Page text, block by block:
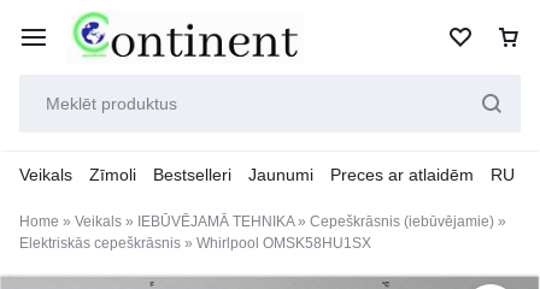
Veikals Zīmoli Bestselleri Jaunumi Preces ar atlaidēm RU
Home » Veikals » IEBŪVĒJAMĀ TEHNIKA» Cepeškrāsnis (iebūvējamie) »
Elektriskās cepeškrāsnis » Whirlpool OMSK58HU1SX